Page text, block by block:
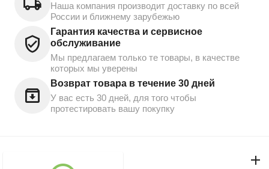
Наша компания производит доставку по всей
России и ближнему зарубежью
Гарантия качества и сервисное
обслуживание
Мы предлагаем только те товары, в качестве
которых мы уверены
Возврат товара в течение 30 дней
У вас есть 30 дней, для того чтобы
протестировать вашу покупку